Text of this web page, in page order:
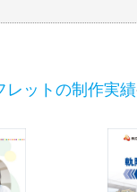
レットの制作実績